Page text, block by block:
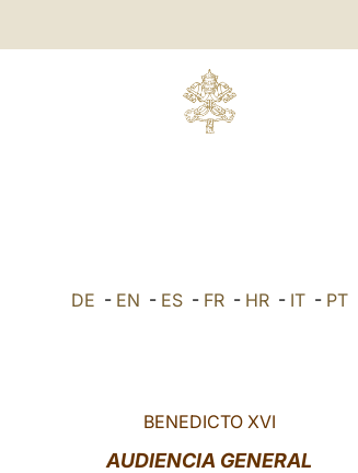
DE - EN - ES- FR- HR- IT- PT
BENEDICTO XVI
AUDIENCIA GENERAL